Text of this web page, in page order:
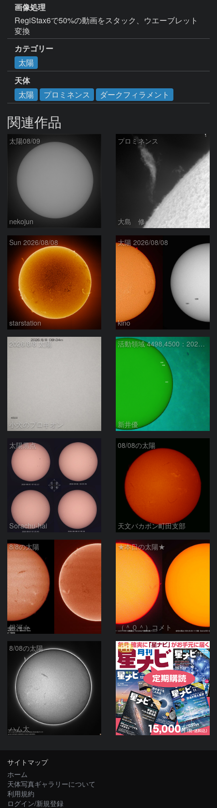
画像処理
RegiStax6で50%の動画をスタック、ウエーブレット
変換
カテゴリー
太陽
天体
太陽
プロミネンス ダークフィラメント
関連作品
太陽08/09
nekojun
プロミネンス
大島 修
Sun 2026/08/08
starstation
太陽 2026/08/08
kino
2026/8/8 太陽
小犬のプロキオン
活動領域 4498,4500：2026/08/08
新井優
太陽黒点
Sorachu-hai
08/08の太陽
天文バカボン町田支部
8/8の太陽
銀河☆
★本日の太陽★
（＾０＾）コメト
8/08の太陽
ハム太
PR
サイトマップ
ホーム
天体写真ギャラリーについて
利用規約
ログイン/新規登録